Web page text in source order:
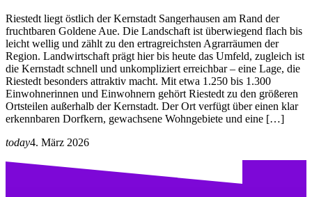
Riestedt liegt östlich der Kernstadt Sangerhausen am Rand der
fruchtbaren Goldene Aue. Die Landschaft ist überwiegend flach bis
leicht wellig und zählt zu den ertragreichsten Agrarräumen der
Region. Landwirtschaft prägt hier bis heute das Umfeld, zugleich ist
die Kernstadt schnell und unkompliziert erreichbar – eine Lage, die
Riestedt besonders attraktiv macht. Mit etwa 1.250 bis 1.300
Einwohnerinnen und Einwohnern gehört Riestedt zu den größeren
Ortsteilen außerhalb der Kernstadt. Der Ort verfügt über einen klar
erkennbaren Dorfkern, gewachsene Wohngebiete und eine […]
today4. März 2026